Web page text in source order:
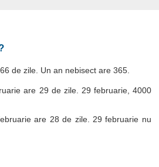
de zile. Un an nebisect are 365.
are 29 de zile. 29 februarie, 4000
are 28 de zile. 29 februarie nu